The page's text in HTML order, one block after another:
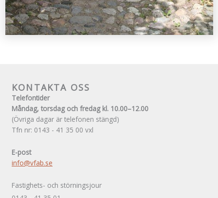
KONTAKTA OSS
Telefontider
Måndag, torsdag och fredag kl. 10.00–12.00
(Övriga dagar är telefonen stängd)
Tfn nr: 0143 - 41 35 00 vxl
E-post
info@vfab.se
Fastighets- och störningsjour